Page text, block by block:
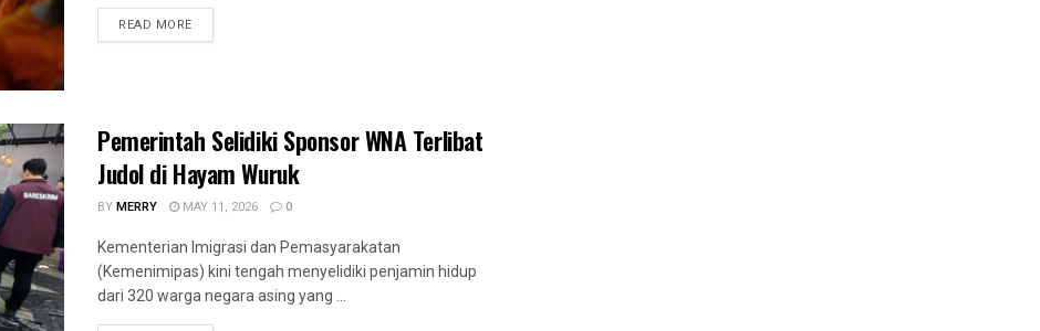
READ MORE
Pemerintah Selidiki Sponsor WNA Terlibat
Judol di Hayam Wuruk
BYMERRY MAY 11, 2026 0
Kementerian Imigrasi dan Pemasyarakatan
(Kemenimipas) kini tengah menyelidiki penjamin hidup
dari 320 warga negara asing yang ...